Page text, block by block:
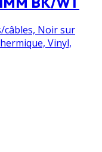
câbles, Noir sur
Vinyl,